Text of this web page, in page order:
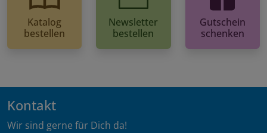
Katalog
bestellen
Newsletter
bestellen
Gutschein
schenken
Kontakt
Wir sind gerne für Dich da!